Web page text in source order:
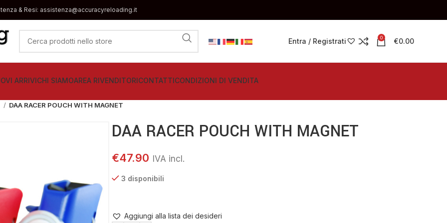
& Resi: assistenza@accuracyreloading.it
Entra / Registrati 0 €0.00
ARRIVICHI SIAMOAREA RIVENDITORICONTATTICONDIZIONI DI VENDITA
DAA RACER POUCH WITH MAGNET
DAA RACER POUCH WITH MAGNET
€47.90
3 disponibili
Aggiungi alla lista dei desideri